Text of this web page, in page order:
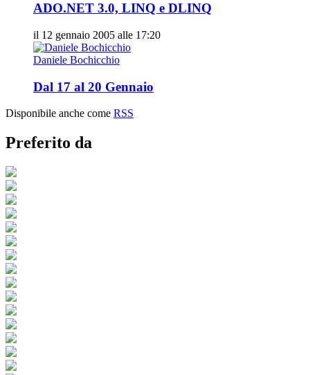
ADO.NET 3.0, LINQ e DLINQ
il 12 gennaio 2005 alle 17:20
Daniele Bochicchio
Dal 17 al 20 Gennaio
Disponibile anche come RSS
Preferito da